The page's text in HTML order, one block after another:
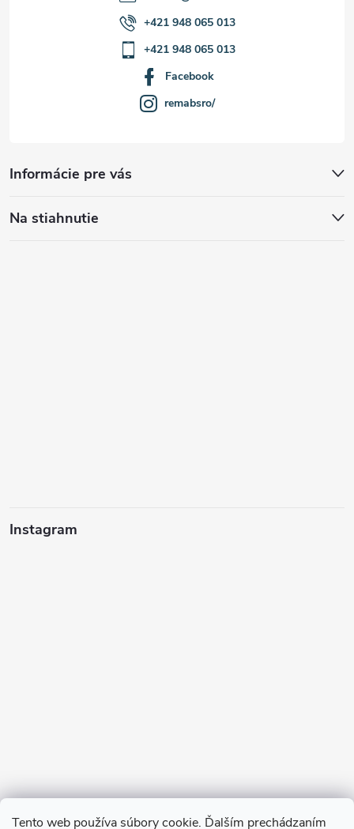
Tento web používa súbory cookie. Ďalším prechádzaním
Informácie pre vás
Na stiahnutie
Instagram
Sledovať na Instagrame
+421 948 065 013
+421 948 065 013
Facebook
remabsro/